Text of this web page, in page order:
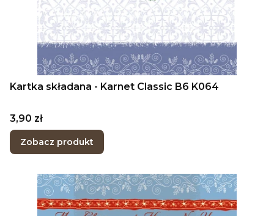
Kartka składana - Karnet Classic B6 K064
Cena
3,90 zł
Zobacz produkt